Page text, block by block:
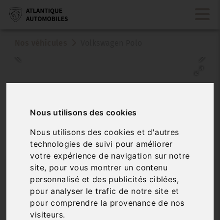
Nous utilisons des cookies
Nous utilisons des cookies et d'autres
technologies de suivi pour améliorer
votre expérience de navigation sur notre
site, pour vous montrer un contenu
personnalisé et des publicités ciblées,
pour analyser le trafic de notre site et
pour comprendre la provenance de nos
visiteurs.
Véhicule vendu
VOLKSWAGEN POLO
1.0 TSI 95 LIFE BUSINESS
Réf. 1002 Véhicule sur parc